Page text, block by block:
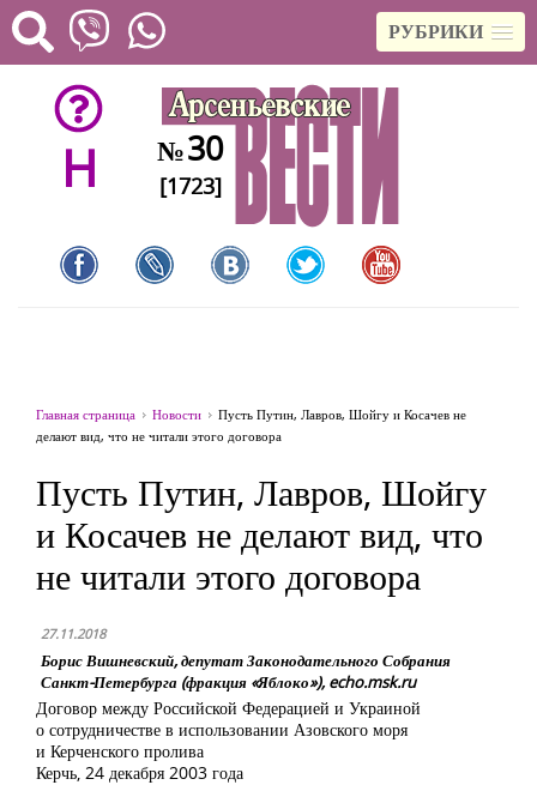
РУБРИКИ
H №30
[1723]
Главная страница Новости
Пусть Путин, Лавров, Шойгу и Косачев не
делают вид, что не читали этого договора
Пусть Путин, Лавров, Шойгу
и Косачев не делают вид, что
не читали этого договора
27.11.2018
Борис Вишневский, депутат Законодательного Собрания
Санкт-Петербурга (фракция «Яблоко»), echo.msk.ru
Договор между Российской Федерацией и Украиной
о сотрудничестве в использовании Азовского моря
и Керченского пролива
Керчь, 24 декабря 2003 года